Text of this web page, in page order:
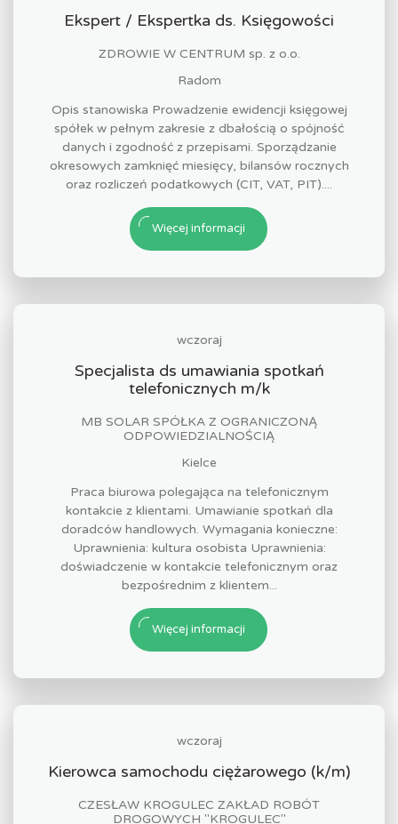
Ekspert / Ekspertka ds. Księgowości
ZDROWIE W CENTRUM sp. z o.o.
Radom
Opis stanowiska Prowadzenie ewidencji księgowej
spółek w pełnym zakresie z dbałością o spójność
danych i zgodność z przepisami. Sporządzanie
okresowych zamknięć miesięcy, bilansów rocznych
oraz rozliczeń podatkowych (CIT, VAT, PIT)....
Więcej informacji
wczoraj
Specjalista ds umawiania spotkań
telefonicznych m/k
MB SOLAR SPÓŁKA Z OGRANICZONĄ
ODPOWIEDZIALNOŚCIĄ
Kielce
Praca biurowa polegająca na telefonicznym
kontakcie z klientami. Umawianie spotkań dla
doradców handlowych. Wymagania konieczne:
Uprawnienia: kultura osobista Uprawnienia:
doświadczenie w kontakcie telefonicznym oraz
bezpośrednim z klientem...
Więcej informacji
wczoraj
Kierowca samochodu ciężarowego (k/m)
CZESŁAW KROGULEC ZAKŁAD ROBÓT
DROGOWYCH "KROGULEC"